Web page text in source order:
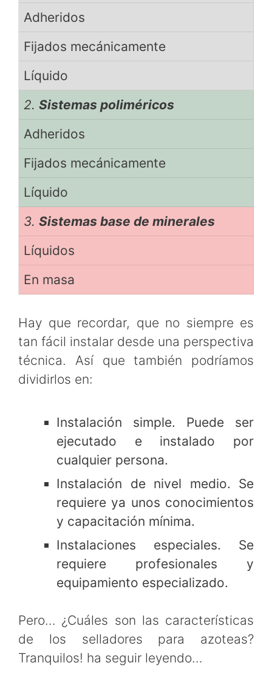
Adheridos
Fijados mecánicamente
Líquido
2. Sistemas poliméricos
Adheridos
Fijados mecánicamente
Líquido
3. Sistemas base de minerales
Líquidos
En masa
Hay que recordar, que no siempre es
tan fácil instalar desde una perspectiva
técnica. Así que también podríamos
dividirlos en:
Instalación simple. Puede ser
ejecutado e instalado por
cualquier persona.
Instalación de nivel medio. Se
requiere ya unos conocimientos
y capacitación mínima.
Instalaciones especiales. Se
requiere profesionales y
equipamiento especializado.
Pero… ¿Cuáles son las características
de los selladores para azoteas?
Tranquilos! ha seguir leyendo…